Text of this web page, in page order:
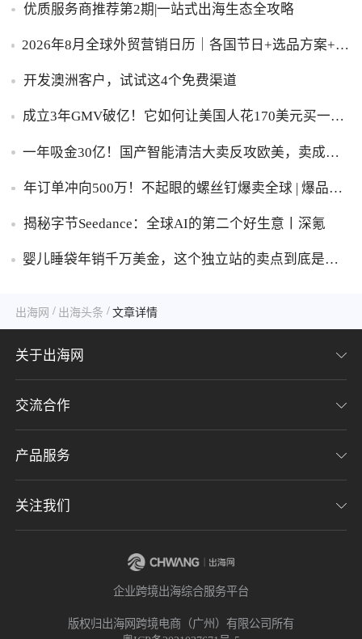
优质服务商推荐第2期|一站式出海生态全攻略
2026年8月全球外贸营销日历｜各国节日+选品方案+实
开发澳洲客户，试试这4个免费渠道
成立3年GMV破亿！它如何让美国人花170美元买一台
一年吸金30亿！国产智能清洁大卖反攻欧美，卖成全
年订单冲向500万！不起眼的螺丝钉爆卖全球 | 爆品洞
揭秘字节Seedance：全球AI的第二个好生意丨深氪
婴儿睡袋年销千万美金，这个独立站的卖点到底是什
出海网 / 出海头条 / 文章详情
关于出海网
关于我们
加入我们
隐私协议
交流合作
联系我们
意见反馈
产品服务
CHWE全球跨境电商展
关注我们
企业跨境出海综合服务平台
版权归出海网跨境电商（广州）有限公司所有